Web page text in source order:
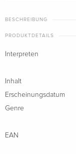
BESCHREIBUNG
PRODUKTDETAILS
Interpreten
Inhalt
Erscheinungsdatum
Genre
EAN